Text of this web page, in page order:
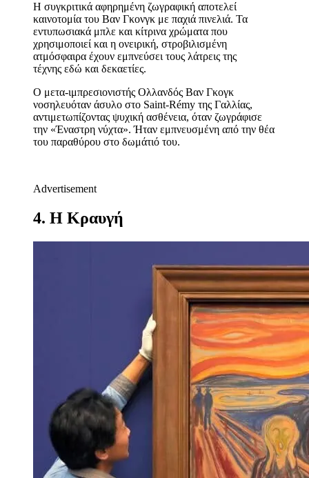
Η συγκριτικά αφηρημένη ζωγραφική αποτελεί
καινοτομία του Βαν Γκονγκ με παχιά πινελιά. Τα
εντυπωσιακά μπλε και κίτρινα χρώματα που
χρησιμοποιεί και η ονειρική, στροβιλισμένη
ατμόσφαιρα έχουν εμπνεύσει τους λάτρεις της
τέχνης εδώ και δεκαετίες.
Ο μετα-ιμπρεσιονιστής Ολλανδός Βαν Γκογκ
νοσηλευόταν άσυλο στο Saint-Rémy της Γαλλίας,
αντιμετωπίζοντας ψυχική ασθένεια, όταν ζωγράφισε
την «Έναστρη νύχτα». Ήταν εμπνευσμένη από την θέα
του παραθύρου στο δωμάτιό του.
Advertisement
4. Η Κραυγή